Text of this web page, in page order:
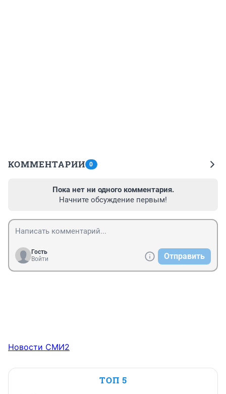
КОММЕНТАРИИ 0
Пока нет ни одного комментария.
Начните обсуждение первым!
Гость
Войти
Отправить
Новости СМИ2
ТОП 5